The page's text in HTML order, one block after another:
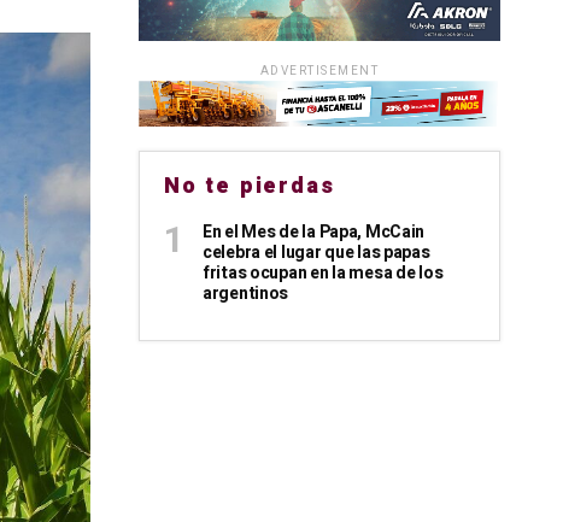
ADVERTISEMENT
No te pierdas
En el Mes de la Papa, McCain
celebra el lugar que las papas
fritas ocupan en la mesa de los
argentinos